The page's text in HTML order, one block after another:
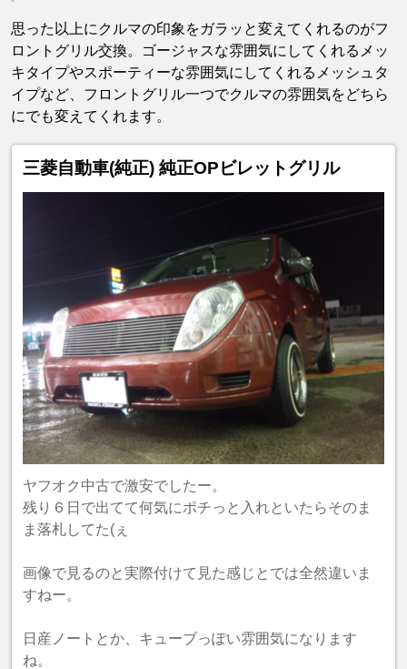
思った以上にクルマの印象をガラッと変えてくれるのがフ
ロントグリル交換。ゴージャスな雰囲気にしてくれるメッ
キタイプやスポーティーな雰囲気にしてくれるメッシュタ
イプなど、フロントグリル一つでクルマの雰囲気をどちら
にでも変えてくれます。
三菱自動車(純正) 純正OPビレットグリル
ヤフオク中古で激安でしたー。
残り６日で出てて何気にポチっと入れといたらそのま
ま落札してた(ぇ
画像で見るのと実際付けて見た感じとでは全然違いま
すねー。
日産ノートとか、キューブっぽい雰囲気になります
ね。